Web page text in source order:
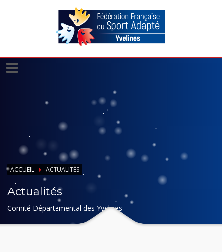
ACCUEIL ACTUALITÉS
Actualités
Comité Départemental des Yvelines
Panneau de gestion des cookies